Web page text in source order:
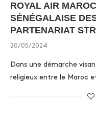
ROYAL AIR
SÉNÉGALAISE
PARTENARIAT
20/05/2024
Dans une démarche
religieux entre le Maroc